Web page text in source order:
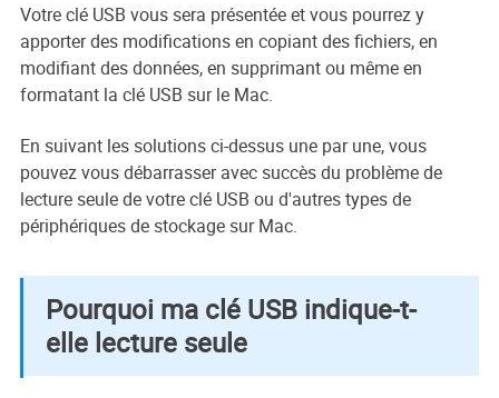
Votre clé USB vous sera présentée et vous pourrez y
apporter des modifications en copiant des fichiers, en
modifiant des données, en supprimant ou même en
formatant la clé USB sur le Mac.
En suivant les solutions ci-dessus une par une, vous
pouvez vous débarrasser avec succès du problème de
lecture seule de votre clé USB ou d'autres types de
périphériques de stockage sur Mac.
Pourquoi ma clé USB indique-t-
elle lecture seule